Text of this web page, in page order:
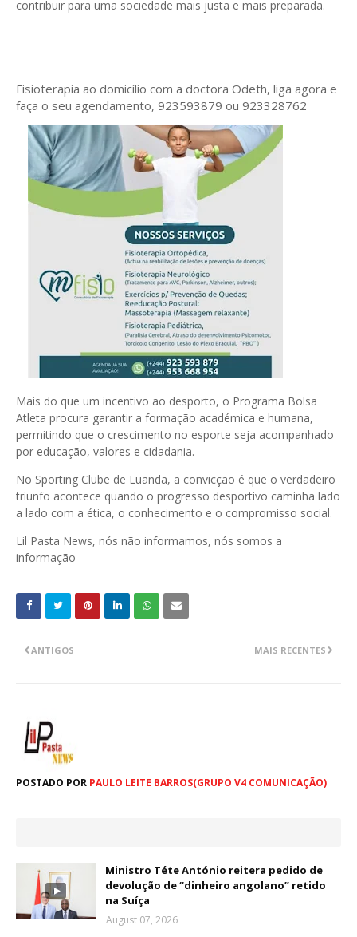
contribuir para uma sociedade mais justa e mais preparada.
Fisioterapia ao domicílio com a doctora Odeth, liga agora e
faça o seu agendamento, 923593879 ou 923328762
Mais do que um incentivo ao desporto, o Programa Bolsa
Atleta procura garantir a formação académica e humana,
permitindo que o crescimento no esporte seja acompanhado
por educação, valores e cidadania.
No Sporting Clube de Luanda, a convicção é que o verdadeiro
triunfo acontece quando o progresso desportivo caminha lado
a lado com a ética, o conhecimento e o compromisso social.
Lil Pasta News, nós não informamos, nós somos a
informação
MAIS RECENTES
ANTIGOS
POSTADO POR PAULO LEITE BARROS(GRUPO V4 COMUNICAÇÃO)
Ministro Téte António reitera pedido de
devolução de “dinheiro angolano” retido
na Suíça
August 07, 2026